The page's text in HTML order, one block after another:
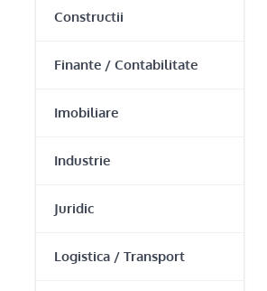
Constructii
Finante / Contabilitate
Imobiliare
Industrie
Juridic
Logistica / Transport